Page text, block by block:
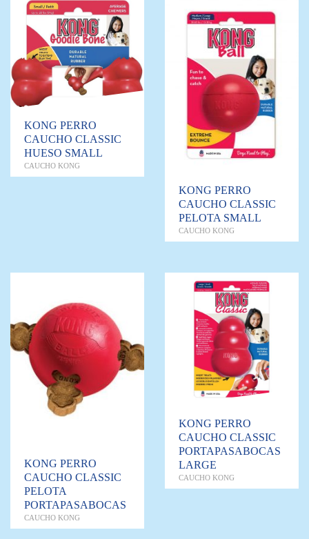
KONG PERRO
CAUCHO CLASSIC
HUESO SMALL
CAUCHO KONG
KONG PERRO
CAUCHO CLASSIC
PELOTA SMALL
CAUCHO KONG
KONG PERRO
CAUCHO CLASSIC
PELOTA
PORTAPASABOCAS
CAUCHO KONG
KONG PERRO
CAUCHO CLASSIC
PORTAPASABOCAS
LARGE
CAUCHO KONG